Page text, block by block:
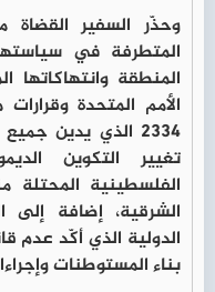
وحذّر السفير القضاة
المتطرفة في
المنطقة وانتهاكاتها
الأمم المتحدة
٢٣٣٤ الذي يدين
تغيير التكوين
الشرقية، إضافة إلى
الدولية الذي أكّد عدم
بناء المستوطنات